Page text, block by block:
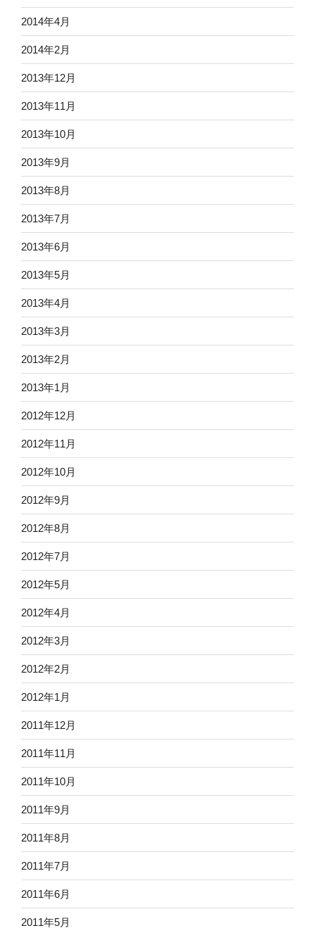
2014年4月
2014年2月
2013年12月
2013年11月
2013年10月
2013年9月
2013年8月
2013年7月
2013年6月
2013年5月
2013年4月
2013年3月
2013年2月
2013年1月
2012年12月
2012年11月
2012年10月
2012年9月
2012年8月
2012年7月
2012年5月
2012年4月
2012年3月
2012年2月
2012年1月
2011年12月
2011年11月
2011年10月
2011年9月
2011年8月
2011年7月
2011年6月
2011年5月